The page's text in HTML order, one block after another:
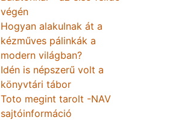
végén
Hogyan alakulnak át a
kézműves pálinkák a
modern világban?
Idén is népszerű volt a
könyvtári tábor
Toto megint tarolt -NAV
sajtóinformáció